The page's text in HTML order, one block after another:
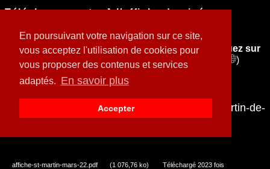
En poursuivant votre navigation sur ce site,
vous acceptez l'utilisation de cookies pour
vous proposer des contenus et services
adaptés. En savoir plus
Accepter
Téléchargements: A l'affiche du cinéma
( Pour accéder aux sites de nos partenaires cliquez sur
l'image à droite dans les rubriques → → →
)
Programmes 2022
Programmes de mars 2022 pour St Martin-de-
Londres
affiche-st-martin-mars-22.pdf (1 076,76 ko) Téléchargé 2023 fois